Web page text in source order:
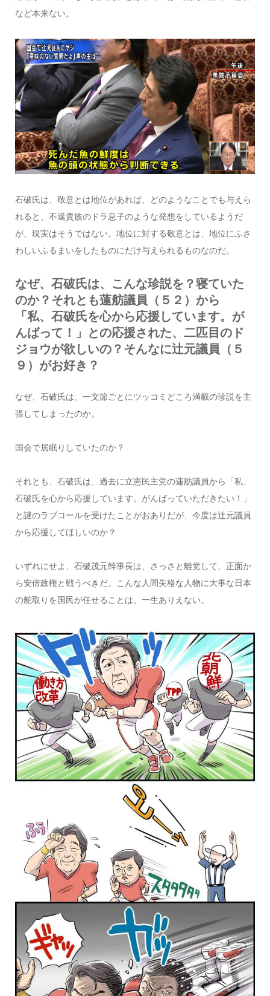
など本来ない。
石破氏は、敬意とは地位があれば、どのようなことでも与えら
れると、不逞貴族のドラ息子のような発想をしているようだ
が、現実はそうではない。地位に対する敬意とは、地位にふさ
わしいふるまいをしたものにだけ与えられるものなのだ。
なぜ、石破氏は、こんな珍説を？寝ていた
のか？それとも蓮舫議員（５２）から
「私、石破氏を心から応援しています。が
んばって！」との応援された、二匹目のド
ジョウが欲しいの？そんなに辻元議員（５
９）がお好き？
なぜ、石破氏は、一文節ごとにツッコミどころ満載の珍説を主
張してしまったのか。
国会で居眠りしていたのか？
それとも、石破氏は、過去に立憲民主党の蓮舫議員から「私、
石破氏を心から応援しています。がんばっていただきたい！」
と謎のラブコールを受けたことがおありだが、今度は辻元議員
から応援してほしいのか？
いずれにせよ、石破茂元幹事長は、さっさと離党して、正面か
ら安倍政権と戦うべきだ。こんな人間失格な人物に大事な日本
の舵取りを国民が任せることは、一生ありえない。